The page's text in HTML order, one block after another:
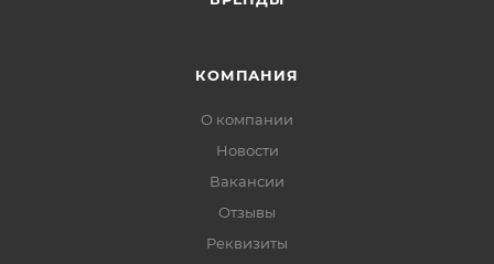
КОМПАНИЯ
О компании
Новости
Вакансии
Отзывы
Реквизиты